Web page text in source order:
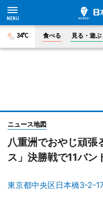
34°C 食べる 見る・遊ぶ
ニュース地図
八重洲でおやじ頑
ス」決勝戦で11バン
東京都中央区日本橋3-2-